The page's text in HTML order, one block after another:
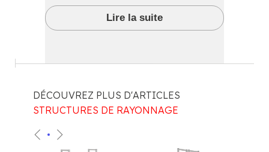
Lire la suite
DÉCOUVREZ PLUS D'ARTICLES
STRUCTURES DE RAYONNAGE